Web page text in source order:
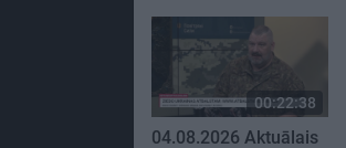
00:22:38
04.08.2026 Aktuālais